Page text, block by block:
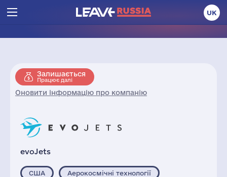
UK
Залишається
Працює далі
Оновити інформацію про компанію
evoJets
США Аерокосмічні технології